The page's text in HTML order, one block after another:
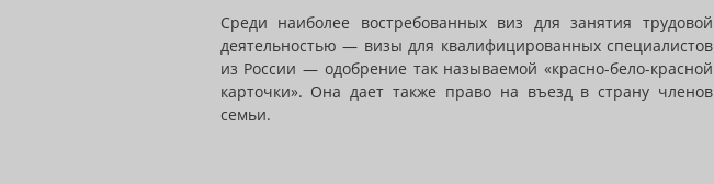
Среди наиболее востребованных виз для занятия трудовой
деятельностью — визы для квалифицированных специалистов
из России — одобрение так называемой «красно-бело-красной
карточки». Она дает также право на въезд в страну членов
семьи.